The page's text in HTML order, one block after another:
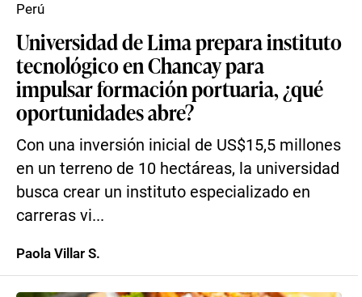
Universidad de Lima prepara instituto
tecnológico en Chancay para
impulsar formación portuaria, ¿qué
oportunidades abre?
Con una inversión inicial de US$15,5 millones
en un terreno de 10 hectáreas, la universidad
busca crear un instituto especializado en
carreras vi...
Perú
Paola Villar S.